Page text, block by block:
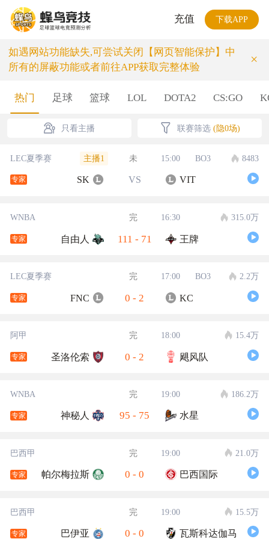
充值 下载APP
如遇网站功能缺失,可尝试关闭【网页智能保护】中
所有的屏蔽功能或者前往APP获取完整体验
×
热门 足球 篮球 LOL DOTA2 CS:GO
只看主播 联赛筛选 (隐0场)
LEC夏季赛 主播1 未 15:00 BO3 8483
专家 SK VS VIT
WNBA 完 16:30 315.0万
专家 自由人 111 - 71 王牌
LEC夏季赛 完 17:00 BO3 2.2万
专家 FNC 0 - 2 KC
阿甲 完 18:00 15.4万
专家 圣洛伦索 0 - 2 飓风队
WNBA 完 19:00 186.2万
专家 神秘人 95 - 75 水星
巴西甲 完 19:00 21.0万
专家 帕尔梅拉斯 0 - 0 巴西国际
巴西甲 完 19:00 15.5万
专家 巴伊亚 0 - 0 瓦斯科达伽马